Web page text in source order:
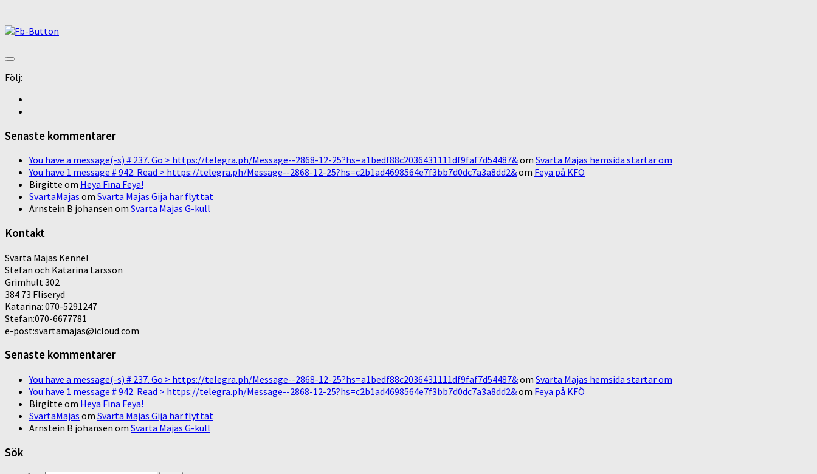
Följ:
Senaste kommentarer
You have a message(-s) # 237. Go > https://telegra.ph/Message--2868-12-25?hs=a1bedf88c2036431111df9faf7d54487&om Svarta Majas hemsida startar om
You have 1 message # 942. Read > https://telegra.ph/Message--2868-12-25?hs=c2b1ad4698564e7f3bb7d0dc7a3a8dd2&om Feya på KFÖ
Birgitte om Heya Fina Feya!
SvartaMajas om Svarta Majas Gija har flyttat
Arnstein B johansen om Svarta Majas G-kull
Kontakt
Svarta Majas Kennel
Stefan och Katarina Larsson
Grimhult 302
384 73 Fliseryd
Katarina: 070-5291247
Stefan:070-6677781
e-post:svartamajas@icloud.com
Senaste kommentarer
You have a message(-s) # 237. Go > https://telegra.ph/Message--2868-12-25?hs=a1bedf88c2036431111df9faf7d54487&om Svarta Majas hemsida startar om
You have 1 message # 942. Read > https://telegra.ph/Message--2868-12-25?hs=c2b1ad4698564e7f3bb7d0dc7a3a8dd2&om Feya på KFÖ
Birgitte om Heya Fina Feya!
SvartaMajas om Svarta Majas Gija har flyttat
Arnstein B johansen om Svarta Majas G-kull
Sök